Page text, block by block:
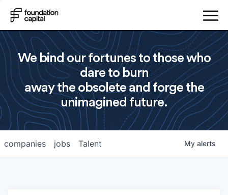
We bind our fortunes to those who
dare to burn
away the obsolete and forge the
unimagined future.
jobs
companies Talent My alerts